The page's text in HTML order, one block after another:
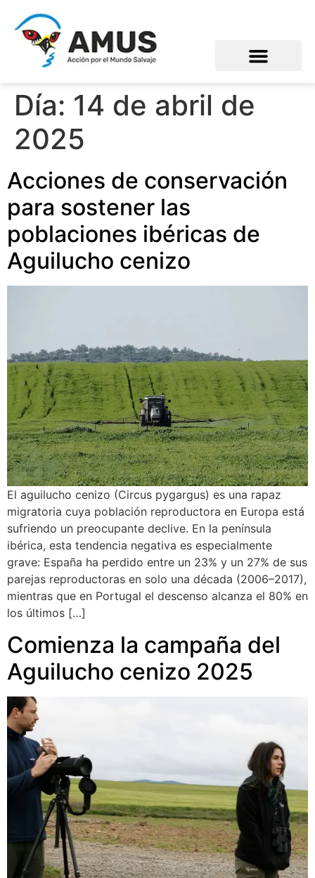
Día: 14 de abril de
2025
Acciones de conservación
para sostener las
poblaciones ibéricas de
Aguilucho cenizo
El aguilucho cenizo (Circus pygargus) es una rapaz
migratoria cuya población reproductora en Europa está
sufriendo un preocupante declive. En la península
ibérica, esta tendencia negativa es especialmente
grave: España ha perdido entre un 23% y un 27% de sus
parejas reproductoras en solo una década (2006–2017),
mientras que en Portugal el descenso alcanza el 80% en
los últimos […]
Comienza la campaña del
Aguilucho cenizo 2025